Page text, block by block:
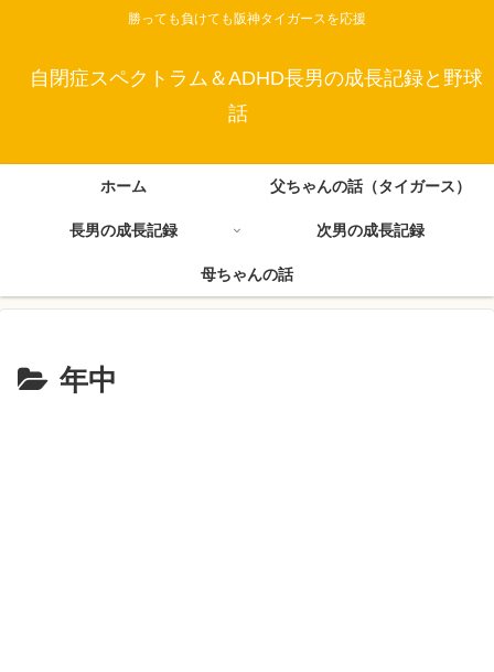
勝っても負けても阪神タイガースを応援
自閉症スペクトラム＆ADHD長男の成長記録と野球
話
ホーム 父ちゃんの話（タイガース）
長男の成長記録 次男の成長記録
母ちゃんの話
年中